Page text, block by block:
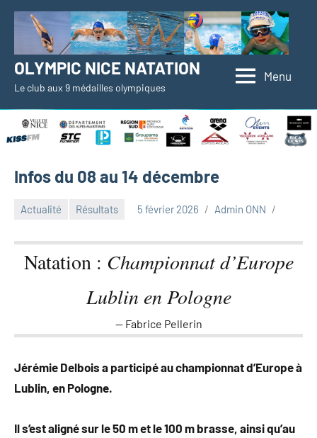
Aller
OLYMPIC NICE NATATION
Le club aux 9 médailles olympiques
Menu
Infos du 08 au 14 décembre
Actualité Résultats 5 février 2026 Admin ONN
Natation : Championnat d’Europe
Lublin en Pologne
Fabrice Pellerin
Jérémie Delbois a participé au championnat d’Europe à
Lublin, en Pologne.
Il s’est aligné sur le 50 m et le 100 m brasse, ainsi qu’au